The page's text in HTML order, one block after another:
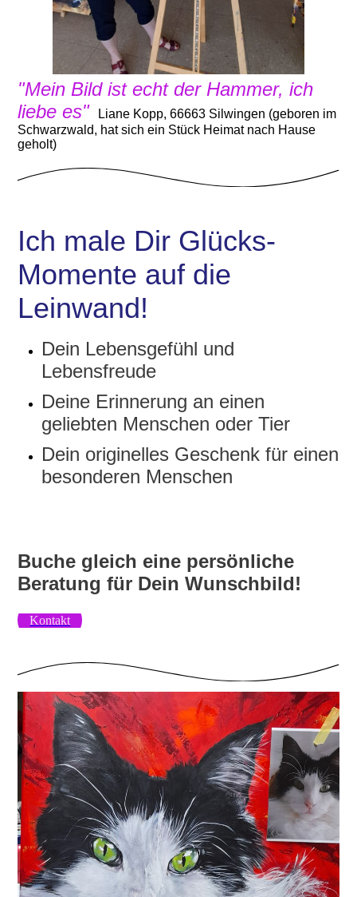
"Mein Bild ist echt der Hammer, ich
liebe es"
Liane Kopp, 66663 Silwingen (geboren im
Schwarzwald, hat sich ein Stück Heimat nach Hause
geholt)
Ich male Dir Glücks-
Momente auf die
Leinwand!
Dein Lebensgefühl und
Lebensfreude
Deine Erinnerung an einen
geliebten Menschen oder Tier
Dein originelles Geschenk für einen
besonderen Menschen
Buche gleich eine persönliche
Beratung für Dein Wunschbild!
Kontakt